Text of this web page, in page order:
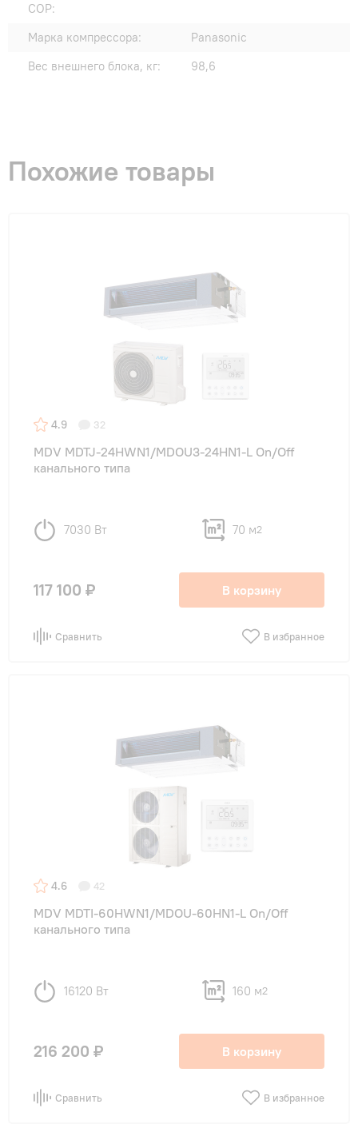
COP:
Марка компрессора:
Panasonic
Вес внешнего блока, кг:
98,6
Похожие товары
4.9 32
MDV MDTJ-24HWN1/MDOU3-24HN1-L On/Off
канального типа
7030 Вт 70 м2
117 100 ₽ В корзину
Сравнить В избранное
4.6 42
MDV MDTI-60HWN1/MDOU-60HN1-L On/Off
канального типа
16120 Вт 160 м2
216 200 ₽ В корзину
Сравнить В избранное